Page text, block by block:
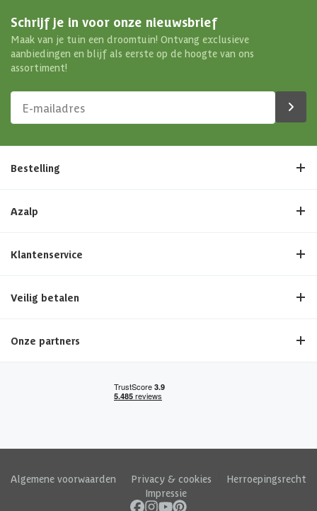
Schrijf je in voor onze nieuwsbrief
Maak van je tuin een droomtuin! Ontvang exclusieve
aanbiedingen en blijf als eerste op de hoogte van ons
assortiment!
Bestelling
Azalp
Klantenservice
Veilig betalen
Onze partners
Algemene voorwaarden Privacy & cookies
Herroepingsrecht
Impressie